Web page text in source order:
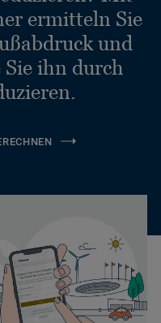
ermitteln Sie
und
ihn durch